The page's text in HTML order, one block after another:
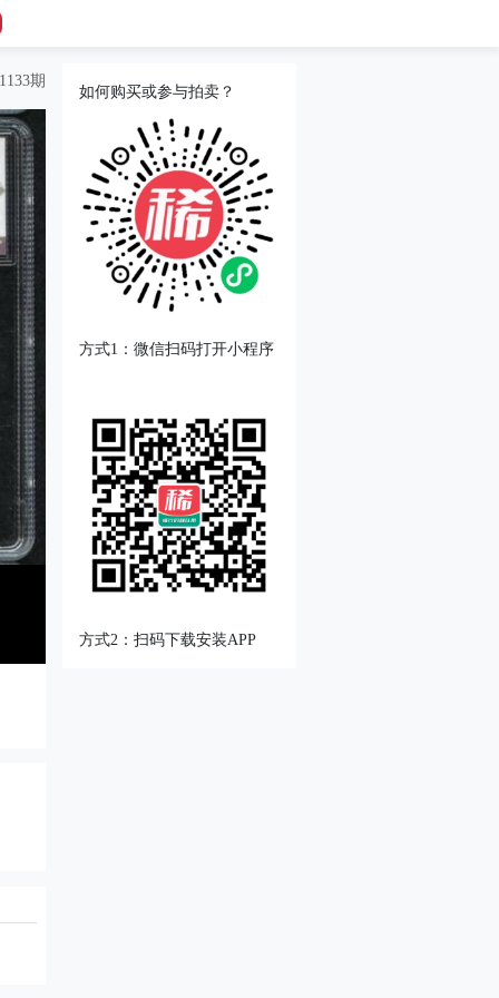
期
如何购买或参与拍卖？
方式1：微信扫码打开小程序
方式2：扫码下载安装APP